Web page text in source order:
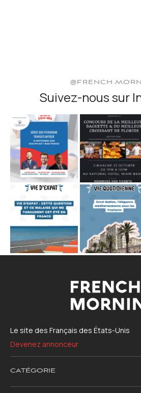
Suivez-nous sur
Le site des Français des États-Unis
Devenez annonceur
CATÉGORIE